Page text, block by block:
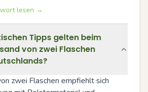
lesen →
Tipps gelten beim
von zwei Flaschen
zwei Flaschen empfiehlt sich